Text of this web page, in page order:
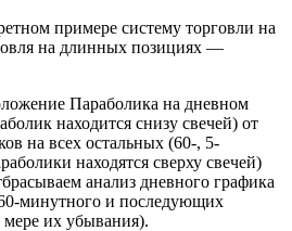
примере систему торговли на
на длинных позициях —
Параболика на дневном
находится снизу свечей) от
на всех остальных (60-, 5-
находятся сверху свечей)
анализ дневного графика
минутного и последующих
их убывания).